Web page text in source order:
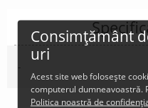
-
Consimțământ
uri
Acest site web folosește
computerul dumneavoastră.
Politica noastră de